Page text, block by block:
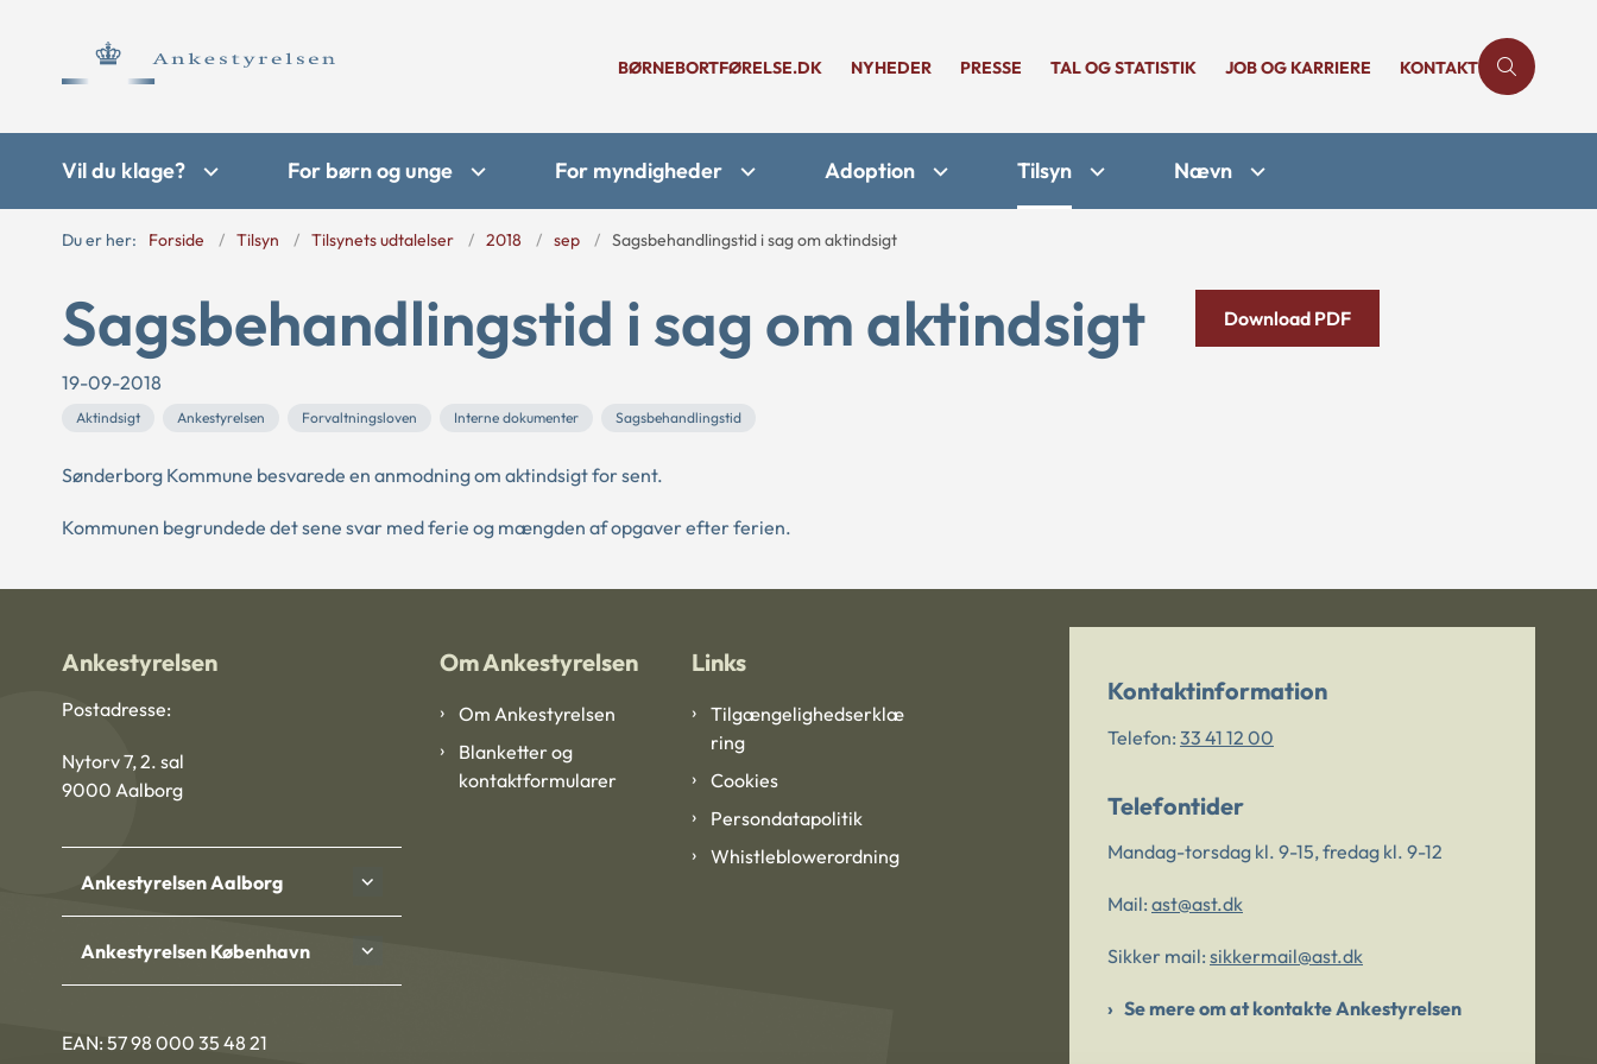
BØRNEBORTFØRELSE.DK NYHEDER PRESSE TAL OG STATISTIK JOB OG KARRIERE KONTAKT
Vil du klage? For børn og unge For myndigheder Adoption Tilsyn Nævn
Du er her: Forside Tilsyn Tilsynets udtalelser 2018 sep Sagsbehandlingstid i sag om aktindsigt
Sagsbehandlingstid i sag om aktindsigt
19-09-2018
Aktindsigt Ankestyrelsen Forvaltningsloven Interne dokumenter Sagsbehandlingstid
Sønderborg Kommune besvarede en anmodning om aktindsigt for sent.
Kommunen begrundede det sene svar med ferie og mængden af opgaver efter ferien.
Download PDF
Ankestyrelsen
Postadresse:
Nytorv 7, 2. sal
9000 Aalborg
Ankestyrelsen Aalborg
Ankestyrelsen København
EAN: 57 98 000 35 48 21
Om Ankestyrelsen
Om Ankestyrelsen
Blanketter og
kontaktformularer
Links
Tilgængelighedserklæ
ring
Cookies
Persondatapolitik
Whistleblowerordning
Kontaktinformation
Telefon: 33 41 12 00
Telefontider
Mandag-torsdag kl. 9-15, fredag kl. 9-12
Mail: ast@ast.dk
Sikker mail: sikkermail@ast.dk
Se mere om at kontakte Ankestyrelsen